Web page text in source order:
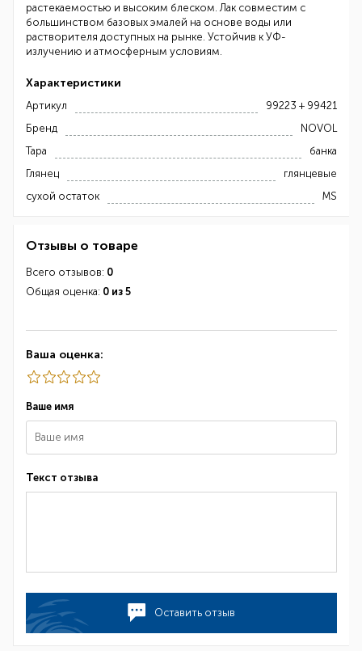
растекаемостью и высоким блеском. Лак совместим с
большинством базовых эмалей на основе воды или
растворителя доступных на рынке. Устойчив к УФ-
излучению и атмосферным условиям.
Характеристики
Артикул
99223 + 99421
Бренд
NOVOL
Тара
банка
Глянец
глянцевые
сухой остаток
MS
Отзывы о товаре
Всего отзывов: 0
Общая оценка: 0 из 5
Ваша оценка:
Ваше имя
Текст отзыва
Оставить отзыв